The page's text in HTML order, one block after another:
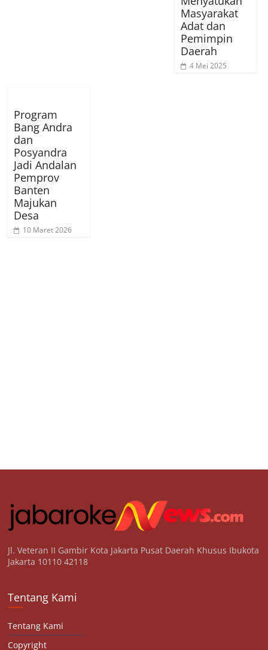
Masyarakat
Adat dan
Pemimpin
Daerah
4 Mei 2025
Program
Bang Andra
dan
Posyandra
Jadi Andalan
Pemprov
Banten
Majukan
Desa
10 Maret 2026
Jl. Veteran II Gambir Kota Jakarta Pusat Daerah Khusus Ibukota
Jakarta 10110 42118
Tentang Kami
Tentang Kami
Copyright